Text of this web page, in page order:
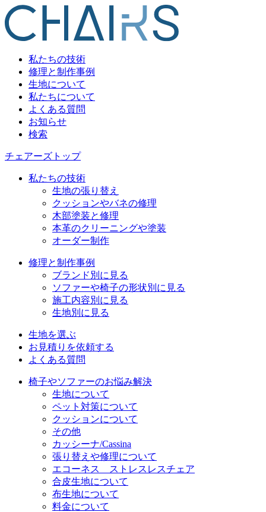
私たちの技術
修理と制作事例
生地について
私たちについて
よくある質問
お知らせ
検索
チェアーズトップ
私たちの技術
生地の張り替え
クッションやバネの修理
木部塗装と修理
本革のクリーニングや塗装
オーダー制作
修理と制作事例
ブランド別に見る
ソファーや椅子の形状別に見る
施工内容別に見る
生地別に見る
生地を選ぶ
お見積りを依頼する
よくある質問
椅子やソファーのお悩み解決
生地について
ペット対策について
クッションについて
その他
カッシーナ/Cassina
張り替えや修理について
エコーネス ストレスレスチェア
合皮生地について
布生地について
料金について